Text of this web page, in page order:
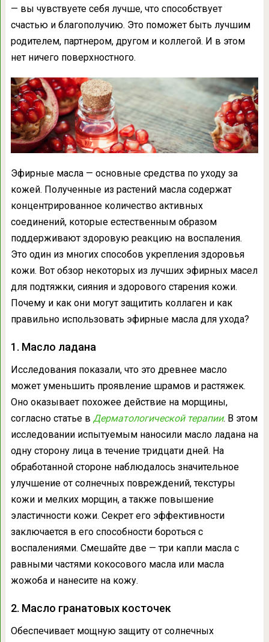
— вы чувствуете себя лучше, что способствует
счастью и благополучию. Это поможет быть лучшим
родителем, партнером, другом и коллегой. И в этом
нет ничего поверхностного.
Эфирные масла — основные средства по уходу за
кожей. Полученные из растений масла содержат
концентрированное количество активных
соединений, которые естественным образом
поддерживают здоровую реакцию на воспаления.
Это один из многих способов укрепления здоровья
кожи. Вот обзор некоторых из лучших эфирных масел
для подтяжки, сияния и здорового старения кожи.
Почему и как они могут защитить коллаген и как
правильно использовать эфирные масла для ухода?
1. Масло ладана
Исследования показали, что это древнее масло
может уменьшить проявление шрамов и растяжек.
Оно оказывает похожее действие на морщины,
согласно статье в Дерматологической терапии. В этом
исследовании испытуемым наносили масло ладана на
одну сторону лица в течение тридцати дней. На
обработанной стороне наблюдалось значительное
улучшение от солнечных повреждений, текстуры
кожи и мелких морщин, а также повышение
эластичности кожи. Секрет его эффективности
заключается в его способности бороться с
воспалениями. Смешайте две — три капли масла с
равными частями кокосового масла или масла
жожоба и нанесите на кожу.
2. Масло гранатовых косточек
Обеспечивает мощную защиту от солнечных